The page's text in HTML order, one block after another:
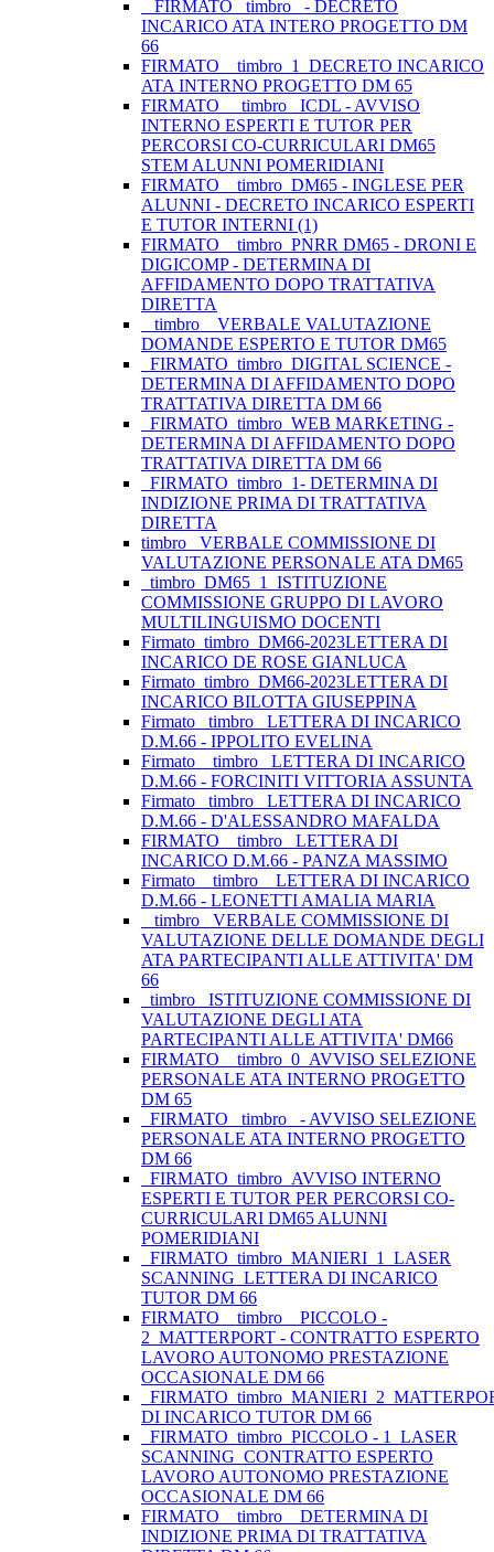
_ FIRMATO_ timbro_ - DECRETO
INCARICO ATA INTERO PROGETTO DM
66
FIRMATO__timbro_1_DECRETO INCARICO
ATA INTERNO PROGETTO DM 65
FIRMATO__ timbro _ICDL - AVVISO
INTERNO ESPERTI E TUTOR PER
PERCORSI CO-CURRICULARI DM65
STEM ALUNNI POMERIDIANI
FIRMATO__timbro_DM65 - INGLESE PER
ALUNNI - DECRETO INCARICO ESPERTI
E TUTOR INTERNI (1)
FIRMATO__timbro_PNRR DM65 - DRONI E
DIGICOMP - DETERMINA DI
AFFIDAMENTO DOPO TRATTATIVA
DIRETTA
_ timbro _ VERBALE VALUTAZIONE
DOMANDE ESPERTO E TUTOR DM65
_FIRMATO_timbro_DIGITAL SCIENCE -
DETERMINA DI AFFIDAMENTO DOPO
TRATTATIVA DIRETTA DM 66
_FIRMATO_timbro_WEB MARKETING -
DETERMINA DI AFFIDAMENTO DOPO
TRATTATIVA DIRETTA DM 66
_FIRMATO_timbro_1- DETERMINA DI
INDIZIONE PRIMA DI TRATTATIVA
DIRETTA
timbro _VERBALE COMMISSIONE DI
VALUTAZIONE PERSONALE ATA DM65
_timbro_DM65_1_ISTITUZIONE
COMMISSIONE GRUPPO DI LAVORO
MULTILINGUISMO DOCENTI
Firmato_timbro_DM66-2023LETTERA DI
INCARICO DE ROSE GIANLUCA
Firmato_timbro_DM66-2023LETTERA DI
INCARICO BILOTTA GIUSEPPINA
Firmato_ timbro _LETTERA DI INCARICO
D.M.66 - IPPOLITO EVELINA
Firmato _ timbro _LETTERA DI INCARICO
D.M.66 - FORCINITI VITTORIA ASSUNTA
Firmato_ timbro _LETTERA DI INCARICO
D.M.66 - D'ALESSANDRO MAFALDA
FIRMATO _ timbro _LETTERA DI
INCARICO D.M.66 - PANZA MASSIMO
Firmato _ timbro _ LETTERA DI INCARICO
D.M.66 - LEONETTI AMALIA MARIA
_ timbro_ VERBALE COMMISSIONE DI
VALUTAZIONE DELLE DOMANDE DEGLI
ATA PARTECIPANTI ALLE ATTIVITA' DM
66
_timbro_ ISTITUZIONE COMMISSIONE DI
VALUTAZIONE DEGLI ATA
PARTECIPANTI ALLE ATTIVITA' DM66
FIRMATO__timbro_0_AVVISO SELEZIONE
PERSONALE ATA INTERNO PROGETTO
DM 65
_FIRMATO_ timbro _- AVVISO SELEZIONE
PERSONALE ATA INTERNO PROGETTO
DM 66
_FIRMATO_timbro_AVVISO INTERNO
ESPERTI E TUTOR PER PERCORSI CO-
CURRICULARI DM65 ALUNNI
POMERIDIANI
_FIRMATO_timbro_MANIERI_1_LASER
SCANNING_LETTERA DI INCARICO
TUTOR DM 66
FIRMATO _ timbro _ PICCOLO -
2_MATTERPORT - CONTRATTO ESPERTO
LAVORO AUTONOMO PRESTAZIONE
OCCASIONALE DM 66
DI INCARICO TUTOR DM 66
_FIRMATO_timbro_PICCOLO - 1_LASER
SCANNING_CONTRATTO ESPERTO
LAVORO AUTONOMO PRESTAZIONE
OCCASIONALE DM 66
FIRMATO _ timbro _ DETERMINA DI
INDIZIONE PRIMA DI TRATTATIVA